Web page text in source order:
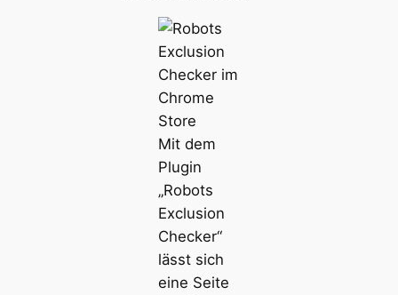
Mit dem
Plugin
„Robots
Exclusion
Checker“
lässt sich
eine Seite